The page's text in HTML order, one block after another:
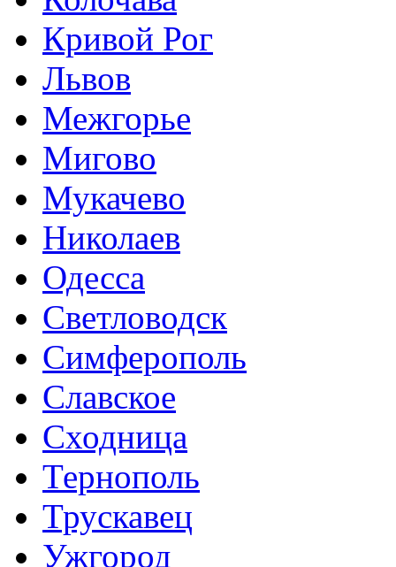
Кривой Рог
Львов
Межгорье
Мигово
Мукачево
Николаев
Одесса
Светловодск
Симферополь
Славское
Сходница
Тернополь
Трускавец
Ужгород